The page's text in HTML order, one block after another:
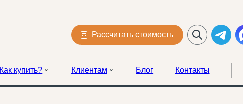
Рассчитать стоимость
Как купить? Клиентам Блог Контакты